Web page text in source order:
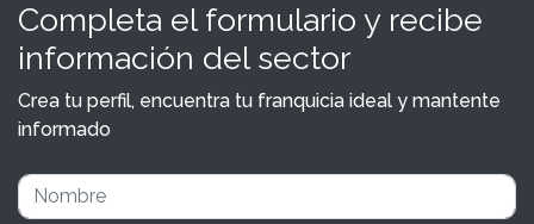
Completa el formulario y recibe
información del sector
Crea tu perfil, encuentra tu franquicia ideal y mantente
informado